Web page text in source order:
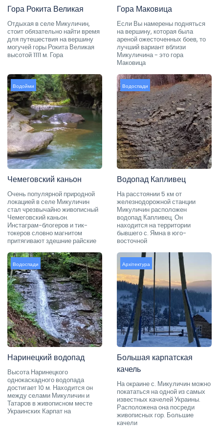
Гора Рокита Великая
Отдыхая в селе Микуличин,
стоит обязательно найти время
для путешествия на вершину
могучей горы Рокита Великая
высотой 1111 м. Гора
Гора Маковица
Если Вы намерены подняться
на вершину, которая была
ареной ожесточенных боев, то
лучший вариант вблизи
Микуличина - это гора
Маковица
Водойми
Чемеговский каньон
Очень популярной природной
локацией в селе Микуличин
стал чрезвычайно живописный
Чемеговский каньон.
Инстаграм-блогеров и тик-
токеров словно магнитом
притягивают здешние райские
Водоспади
Водопад Капливец
На расстоянии 5 км от
железнодорожной станции
Микуличин расположен
водопад Капливец. Он
находится на территории
бывшего с. Ямна в юго-
восточной
Водоспади
Наринецкий водопад
Высота Наринецкого
однокаскадного водопада
достигает 10 м. Находится он
между селами Микуличин и
Татаров в живописном месте
Украинских Карпат на
Архітектура
Большая карпатская
качель
На окраине с. Микуличин можно
покататься на одной из самых
известных качелей Украины.
Расположена она посреди
живописных гор. Большие
качели